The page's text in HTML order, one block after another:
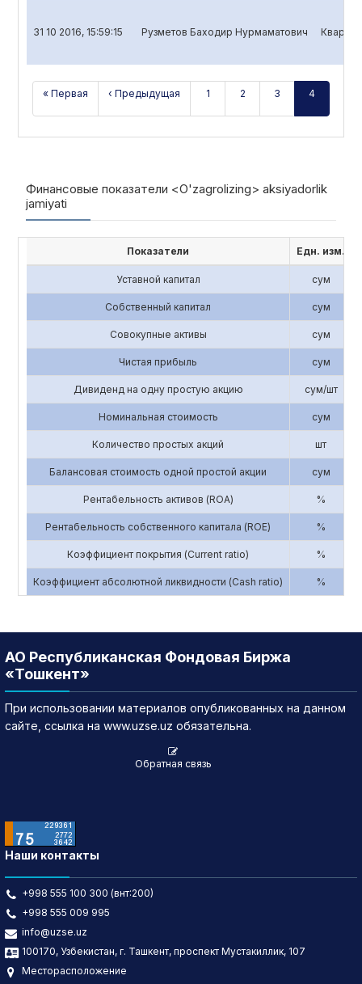
31 10 2016, 15:59:15 Рузметов Баходир Нурмаматович
« Первая ‹ Предыдущая 1 2 3 4
Финансовые показатели <O'zagrolizing> aksiyadorlik
jamiyati
Показатели Едн. изм.
Уставной капитал сум
Собственный капитал сум
Совокупные активы сум
Чистая прибыль сум
Дивиденд на одну простую акцию сум/шт
Номинальная стоимость сум
Количество простых акций шт
Балансовая стоимость одной простой акции сум
Рентабельность активов (ROA) %
Рентабельность собственного капитала (ROE) %
Коэффициент покрытия (Current ratio) %
Коэффициент абсолютной ликвидности (Cash ratio) %
АО Республиканская Фондовая Биржа
«Тошкент»
При использовании материалов опубликованных на данном
сайте, ссылка на www.uzse.uz обязательна.
Обратная связь
Наши контакты
+998 555 100 300 (внт:200)
+998 555 009 995
info@uzse.uz
100170, Узбекистан, г. Ташкент, проспект Мустакиллик, 107
Месторасположение